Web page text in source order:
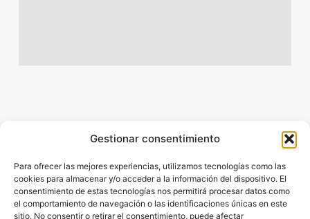
Gestionar consentimiento
Para ofrecer las mejores experiencias, utilizamos tecnologías como las
cookies para almacenar y/o acceder a la información del dispositivo. El
consentimiento de estas tecnologías nos permitirá procesar datos como
el comportamiento de navegación o las identificaciones únicas en este
sitio. No consentir o retirar el consentimiento, puede afectar
En Berrikide, acompañamos a empresas manufactureras